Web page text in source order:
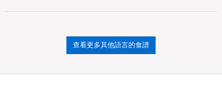
查看更多其他語言的食譜